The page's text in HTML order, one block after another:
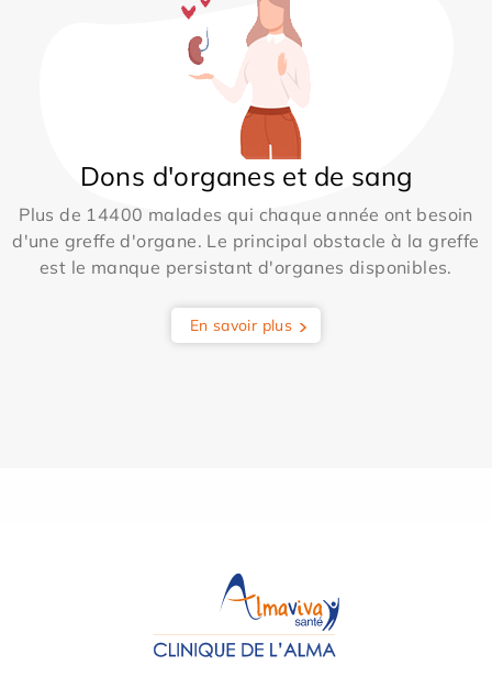
Dons d'organes et de sang
Plus de 14400 malades qui chaque année ont besoin
d'une greffe d'organe. Le principal obstacle à la greffe
est le manque persistant d'organes disponibles.
En savoir plus